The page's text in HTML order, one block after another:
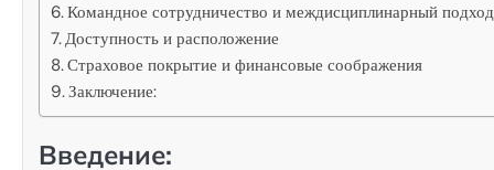
Командное сотрудничество и междисциплинарный подход
Доступность и расположение
Страховое покрытие и финансовые соображения
Заключение:
Введение: